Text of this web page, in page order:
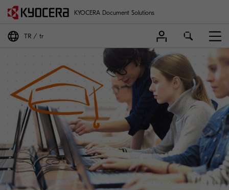
KYOCERA Document Solutions
TR tr